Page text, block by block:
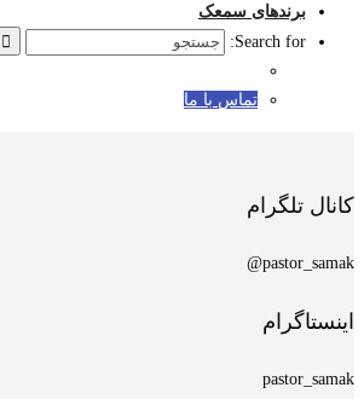
برندهای سمعک
Search for:
تماس با ما
کانال تلگرام
pastor_samak@
اینستاگرام
pastor_samak